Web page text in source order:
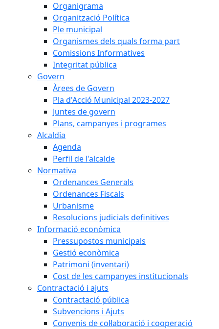
Organigrama
Organització Política
Ple municipal
Organismes dels quals forma part
Comissions Informatives
Integritat pública
Govern
Àrees de Govern
Pla d'Acció Municipal 2023-2027
Juntes de govern
Plans, campanyes i programes
Alcaldia
Agenda
Perfil de l'alcalde
Normativa
Ordenances Generals
Ordenances Fiscals
Urbanisme
Resolucions judicials definitives
Informació econòmica
Pressupostos municipals
Gestió econòmica
Patrimoni (inventari)
Cost de les campanyes institucionals
Contractació i ajuts
Contractació pública
Subvencions i Ajuts
Convenis de col·laboració i cooperació